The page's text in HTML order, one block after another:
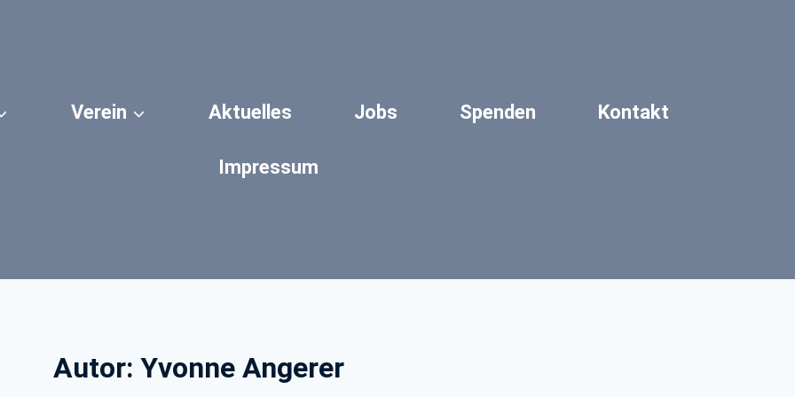
Verein Aktuelles Jobs Spenden Kontakt
Impressum
Autor: Yvonne Angerer